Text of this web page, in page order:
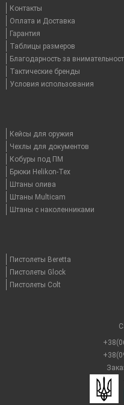
Контакты
Оплата и Доставка
Гарантия
Таблицы размеров
Благодарность за
Тактические бренды
Условия использования
Кейсы для оружия
Чехлы для документов
Кобуры под ПМ
Брюки Helikon-Tex
Штаны олива
Штаны Multicam
Штаны с наколенниками
Пистолеты Beretta
Пистолеты Glock
Пистолеты Colt